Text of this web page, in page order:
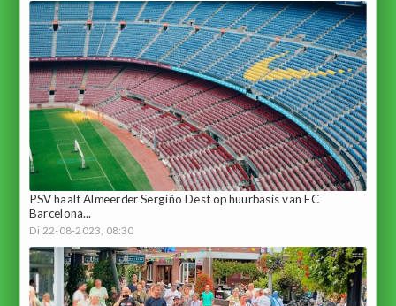
PSV haalt Almeerder Sergiño Dest op huurbasis van FC
Barcelona...
Di 22-08-2023, 08:30